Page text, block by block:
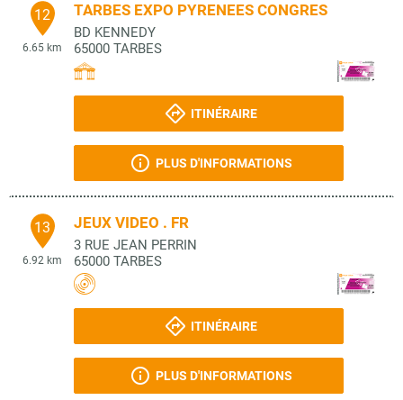
12
6.65 km
TARBES EXPO PYRENEES CONGRES
BD KENNEDY
65000 TARBES
ITINÉRAIRE
PLUS D'INFORMATIONS
13
6.92 km
JEUX VIDEO . FR
3 RUE JEAN PERRIN
65000 TARBES
ITINÉRAIRE
PLUS D'INFORMATIONS